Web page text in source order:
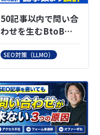
50記事以内で問い合
わせを生むBtoB
SEO設計｜キーワー
ド選定とCV導線の作
り方
SEO対策（LLMO）